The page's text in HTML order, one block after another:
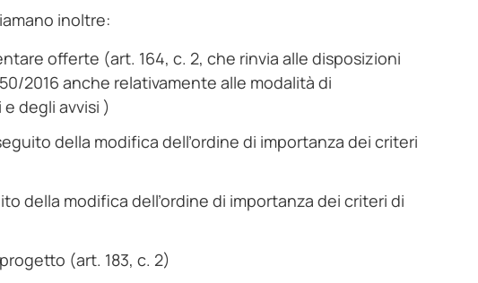
inoltre:
offerte (art. 164, c. 2, che rinvia alle disposizioni
2016 anche relativamente alle modalità di
degli avvisi )
della modifica dell’ordine di importanza dei criteri
della modifica dell’ordine di importanza dei criteri di
(art. 183, c. 2)